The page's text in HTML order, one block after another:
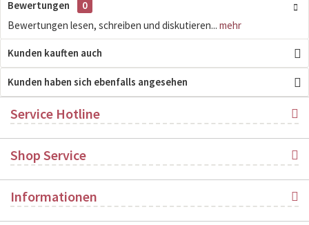
Bewertungen
0
Bewertungen lesen, schreiben und diskutieren... mehr
Kunden kauften auch
Kunden haben sich ebenfalls angesehen
Service Hotline
Shop Service
Informationen